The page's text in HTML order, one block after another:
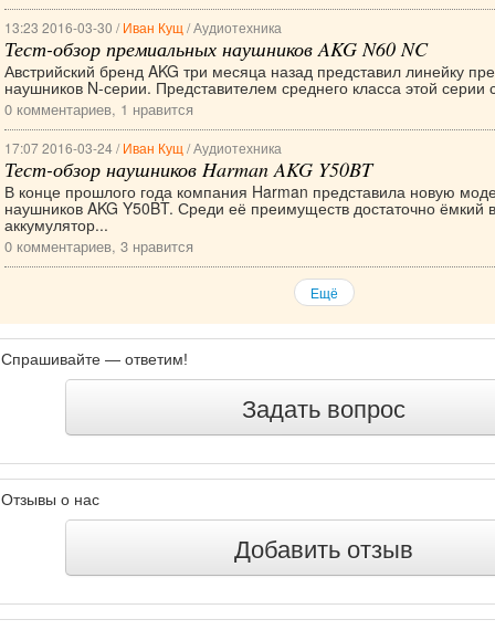
13:23 2016-03-30 /Иван Кущ / Аудиотехника
Тест-обзор премиальных наушников AKG N60 NC
Австрийский бренд AKG три месяца назад представил линейку
наушников N-серии. Представителем среднего класса этой серии
0 комментариев, 1 нравится
17:07 2016-03-24 /Иван Кущ / Аудиотехника
Тест-обзор наушников Harman AKG Y50BT
В конце прошлого года компания Harman представила новую
наушников AKG Y50BT. Среди её преимуществ достаточно ёмкий
аккумулятор...
0 комментариев, 3 нравится
Ещё
Спрашивайте — ответим!
Задать вопрос
Отзывы о нас
Добавить отзыв